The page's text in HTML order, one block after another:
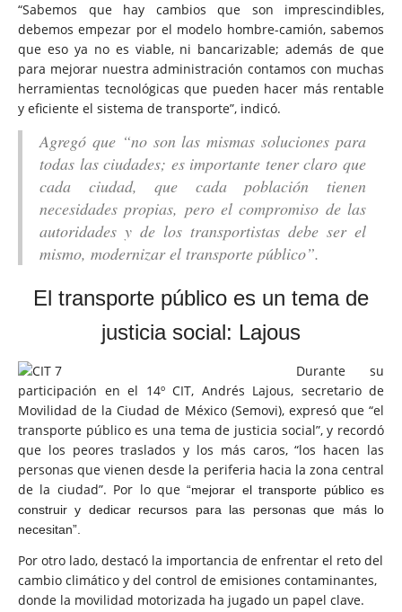
“Sabemos que hay cambios que son imprescindibles,
debemos empezar por el modelo hombre-camión, sabemos
que eso ya no es viable, ni bancarizable; además de que
para mejorar nuestra administración contamos con muchas
herramientas tecnológicas que pueden hacer más rentable
y eficiente el sistema de transporte”, indicó.
Agregó que “no son las mismas soluciones para
todas las ciudades; es importante tener claro que
cada ciudad, que cada población tienen
necesidades propias, pero el compromiso de las
autoridades y de los transportistas debe ser el
mismo, modernizar el transporte público”.
El transporte público es un tema de
justicia social: Lajous
Durante su
participación en el 14º CIT, Andrés Lajous, secretario de
Movilidad de la Ciudad de México (Semovi), expresó que “el
transporte público es una tema de justicia social”, y recordó
que los peores traslados y los más caros, “los hacen las
personas que vienen desde la periferia hacia la zona central
de la ciudad”. Por lo que“mejorar el transporte público es
construir y dedicar recursos para las personas que más lo
necesitan”.
Por otro lado, destacó la importancia de enfrentar el reto del
cambio climático y del control de emisiones contaminantes,
donde la movilidad motorizada ha jugado un papel clave.